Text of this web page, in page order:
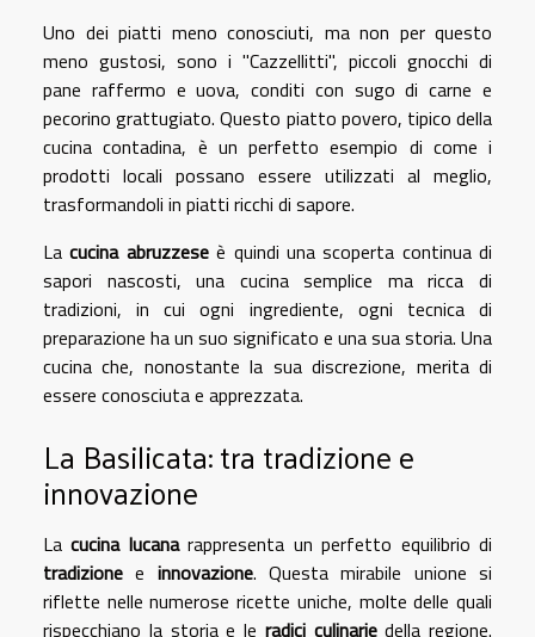
Uno dei piatti meno conosciuti, ma non per questo
meno gustosi, sono i "Cazzellitti", piccoli gnocchi di
pane raffermo e uova, conditi con sugo di carne e
pecorino grattugiato. Questo piatto povero, tipico della
cucina contadina, è un perfetto esempio di come i
prodotti locali possano essere utilizzati al meglio,
trasformandoli in piatti ricchi di sapore.
Lacucina abruzzeseè quindi una scoperta continua di
sapori nascosti, una cucina semplice ma ricca di
tradizioni, in cui ogni ingrediente, ogni tecnica di
preparazione ha un suo significato e una sua storia. Una
cucina che, nonostante la sua discrezione, merita di
essere conosciuta e apprezzata.
La Basilicata: tra tradizione e
innovazione
Lacucina lucanarappresenta un perfetto equilibrio di
tradizione e innovazione. Questa mirabile unione si
riflette nelle numerose ricette uniche, molte delle quali
rispecchiano la storia e le radici culinariedella regione.